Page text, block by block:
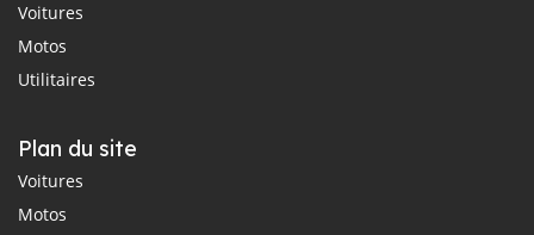
Voitures
Motos
Utilitaires
Plan du site
Voitures
Motos